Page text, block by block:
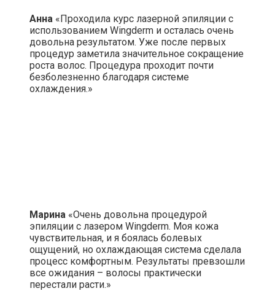
Анна «Проходила курс лазерной эпиляции с
использованием Wingderm и осталась очень
довольна результатом. Уже после первых
процедур заметила значительное сокращение
роста волос. Процедура проходит почти
безболезненно благодаря системе
охлаждения.»
Марина «Очень довольна процедурой
эпиляции с лазером Wingderm. Моя кожа
чувствительная, и я боялась болевых
ощущений, но охлаждающая система сделала
процесс комфортным. Результаты превзошли
все ожидания – волосы практически
перестали расти.»